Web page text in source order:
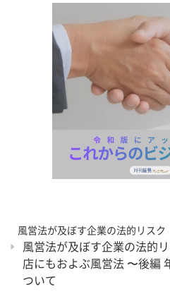
風営法が及ぼす企業の法的リスク
風営法が及ぼす企業の法
店にもおよぶ風営法 〜後編
ついて